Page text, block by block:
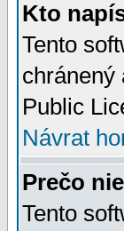
Kto
Tento
chránený
Public
Návrat
Prečo
Tento